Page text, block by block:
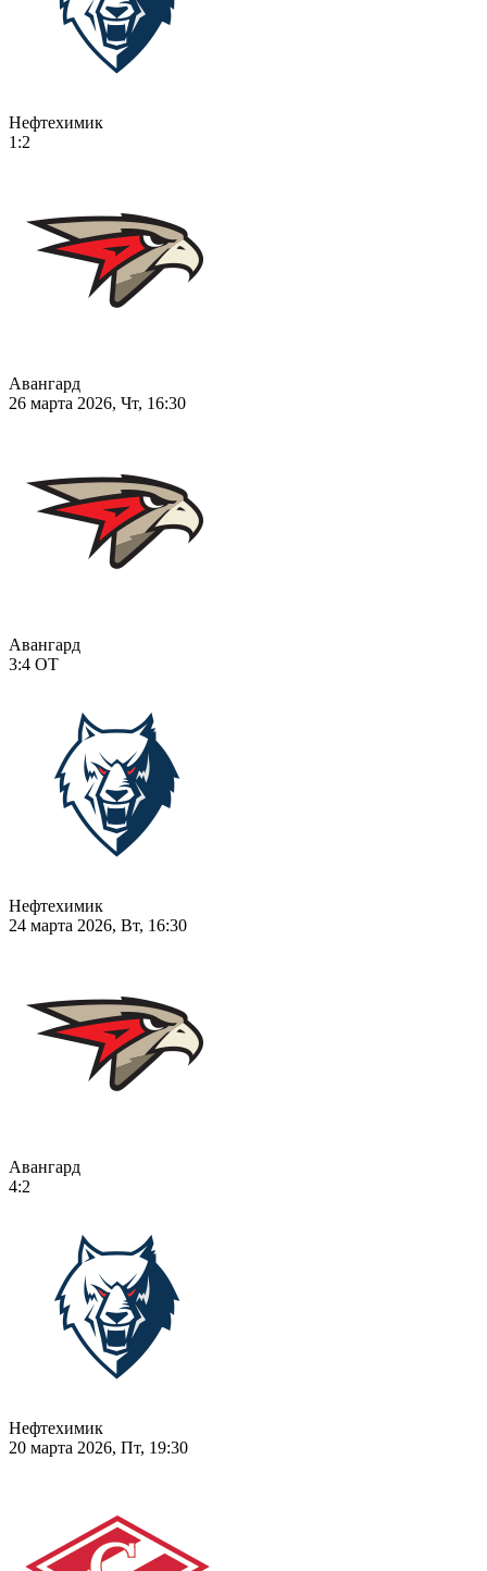
Нефтехимик
1:2
Авангард
26 марта 2026, Чт, 16:30
Авангард
3:4 ОТ
Нефтехимик
24 марта 2026, Вт, 16:30
Авангард
4:2
Нефтехимик
20 марта 2026, Пт, 19:30